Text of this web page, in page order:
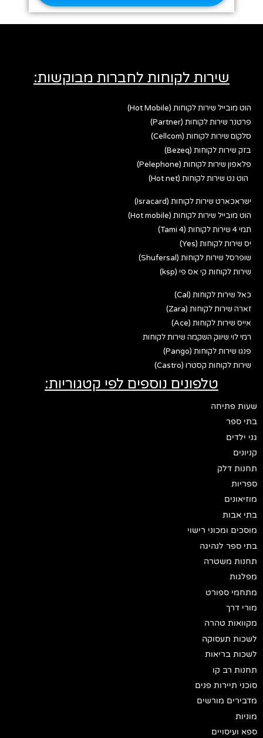
שירות לקוחות לחברות מבוקשות:
הוט מובייל שירות לקוחות (Hot Mobile)
פרטנר שירות לקוחות (Partner)
סלקום שירות לקוחות (Cellcom)
בזק שירות לקוחות (Bezeq)
פלאפון שירות לקוחות (Pelephone)
הוט נט שירות לקוחות (Hot net)
ישראכארט שירות לקוחות (Isracard)
הוט מובייל שירות לקוחות (Hot mobile)
תמי 4 שירות לקוחות (Tami 4)
יס שירות לקוחות (Yes)
שופרסל שירות לקוחות (Shufersal)
שירות לקוחות קי אס פי (ksp)
כאל שירות לקוחות (Cal)
זארה שירות לקוחות (Zara)
אייס שירות לקוחות (Ace)
רמי לוי שיווק השקמה שירות לקוחות
פנגו שירות לקוחות (Pango)
שירות לקוחות קסטרו (Castro)
טלפונים נוספים לפי קטגוריות:
שעות פתיחה
בתי ספר
גני ילדים
קניונים
תחנות דלק
ספריות
מוזיאונים
בתי אבות
מוסכים ומכוני רישוי
בתי ספר לנהיגה
תחנות משטרה
מפלגות
מתחמי ספורט
מורי דרך
מקוואות טהרה
לשכות תעסוקה
לשכות בריאות
תחנות רב קו
סוכני תיירות פנים
מדבירים מורשים
מוניות
ספא ועיסויים